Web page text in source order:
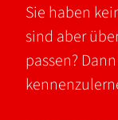
Sie haben
sind aber
passen?